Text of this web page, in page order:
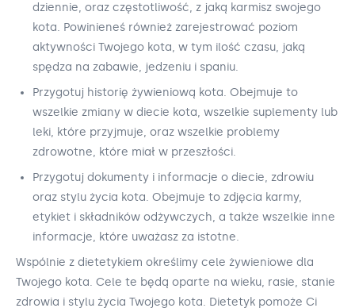
dziennie, oraz częstotliwość, z jaką karmisz swojego
kota. Powinieneś również zarejestrować poziom
aktywności Twojego kota, w tym ilość czasu, jaką
spędza na zabawie, jedzeniu i spaniu.
Przygotuj historię żywieniową kota. Obejmuje to
wszelkie zmiany w diecie kota, wszelkie suplementy lub
leki, które przyjmuje, oraz wszelkie problemy
zdrowotne, które miał w przeszłości.
Przygotuj dokumenty i informacje o diecie, zdrowiu
oraz stylu życia kota. Obejmuje to zdjęcia karmy,
etykiet i składników odżywczych, a także wszelkie inne
informacje, które uważasz za istotne.
Wspólnie z dietetykiem określimy cele żywieniowe dla
Twojego kota. Cele te będą oparte na wieku, rasie, stanie
zdrowia i stylu życia Twojego kota. Dietetyk pomoże Ci